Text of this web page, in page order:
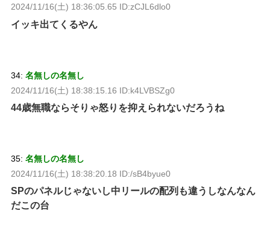
2024/11/16(土) 18:36:05.65 ID:zCJL6dlo0
イッキ出てくるやん
34: 名無しの名無し
2024/11/16(土) 18:38:15.16 ID:k4LVBSZg0
44歳無職ならそりゃ怒りを抑えられないだろうね
35: 名無しの名無し
2024/11/16(土) 18:38:20.18 ID:/sB4byue0
SPのパネルじゃないし中リールの配列も違うしなんなん
だこの台